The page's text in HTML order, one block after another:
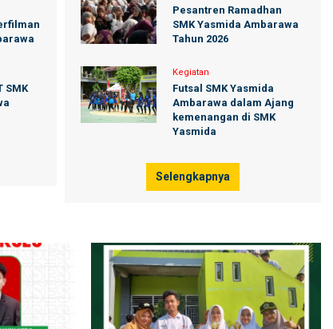
SMK
Pesantren Ramadhan
SMK Yasmida Ambarawa
Tahun 2026
Kegiatan
Futsal SMK Yasmida
Ambarawa dalam Ajang
kemenangan di SMK
Yasmida
Selengkapnya